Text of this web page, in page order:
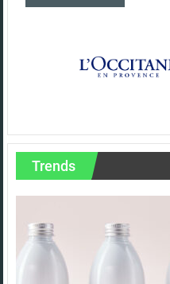
Trends